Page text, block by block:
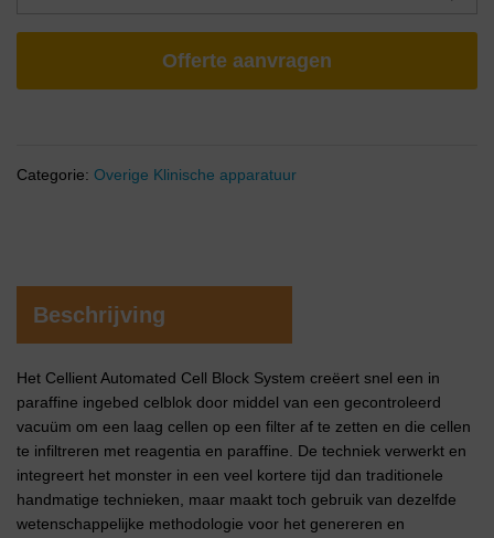
Offerte aanvragen
Categorie: Overige Klinische apparatuur
Beschrijving
Het Cellient Automated Cell Block System creëert snel een in
paraffine ingebed celblok door middel van een gecontroleerd
vacuüm om een ​​laag cellen op een filter af te zetten en die cellen
te infiltreren met reagentia en paraffine. De techniek verwerkt en
integreert het monster in een veel kortere tijd dan traditionele
handmatige technieken, maar maakt toch gebruik van dezelfde
wetenschappelijke methodologie voor het genereren en